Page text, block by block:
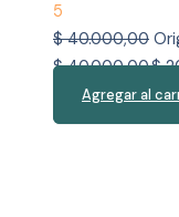
5
$40.000,00
$ 40.000,00.$
Agregar al